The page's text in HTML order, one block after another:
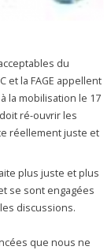
du
et la FAGE appellent
la mobilisation le 17
ré-ouvrir les
réellement juste et
plus juste et plus
se sont engagées
discussions.
que nous ne